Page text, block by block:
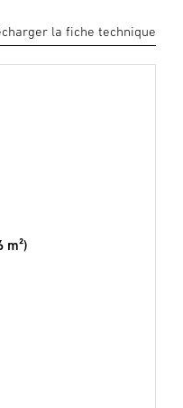
la fiche technique
m²)